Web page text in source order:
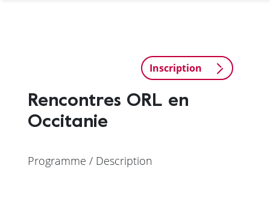
Inscription
Rencontres ORL en
Occitanie
Programme / Description